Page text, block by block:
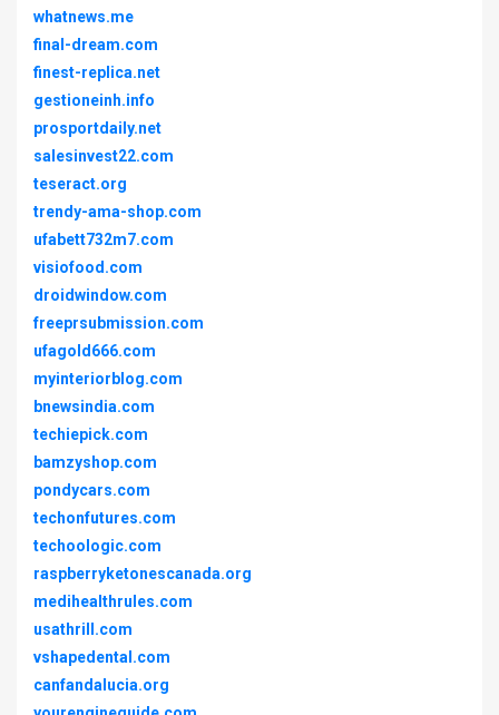
whatnews.me
final-dream.com
finest-replica.net
gestioneinh.info
prosportdaily.net
salesinvest22.com
teseract.org
trendy-ama-shop.com
ufabett732m7.com
visiofood.com
droidwindow.com
freeprsubmission.com
ufagold666.com
myinteriorblog.com
bnewsindia.com
techiepick.com
bamzyshop.com
pondycars.com
techonfutures.com
techoologic.com
raspberryketonescanada.org
medihealthrules.com
usathrill.com
vshapedental.com
canfandalucia.org